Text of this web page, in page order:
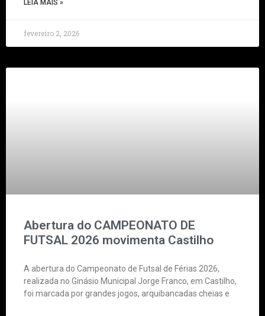
LEIA MAIS »
fevereiro 2, 2026
Abertura do CAMPEONATO DE
FUTSAL 2026 movimenta Castilho
A abertura do Campeonato de Futsal de Férias 2026,
realizada no Ginásio Municipal Jorge Franco, em Castilho,
foi marcada por grandes jogos, arquibancadas cheias e